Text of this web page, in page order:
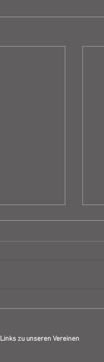
Links zu unseren Vereinen